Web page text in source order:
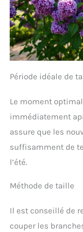
Période idéale de
Le moment
immédiatement
assure que les
suffisamment de
l’été.
Méthode de taille
Il est conseillé de
couper les